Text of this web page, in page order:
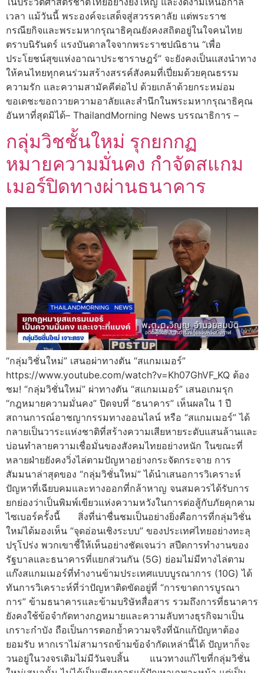
เวลา แม้วันนี้ พระองค์จะเสด็จสู่สวรรคาลัย แต่พระราช
กรณียกิจและพระมหากรุณาธิคุณยังคงสถิตอยู่ในใจคนไทย
ตราบนิรันดร์ แรงบันดาลใจจากพระราชปณิธาน “เพื่อ
ประโยชน์สุขแห่งอาณาประชาราษฎร์” จะยังคงเป็นแสงนำทาง
ให้คนไทยทุกคนร่วมสร้างสรรค์สังคมที่เปี่ยมด้วยคุณธรรม
ความรัก และความสามัคคีต่อไป ด้วยเกล้าด้วยกระหม่อม
ขอเดชะขอถวายความอาลัยและสำนึกในพระมหากรุณาธิคุณ
อันหาที่สุดมิได้– ThailandMorning News บรรณาธิการ –
กลุ่มวิชชั้นใหม่ รุกยกกฏ
หมายความมั่นคง กำจัดสแกม
เมอร์ปิดทางผ่านธนาคาร
“กลุ่มวิชั่นใหม่” เสนอผ่าทางตัน “สแกมเมอร์”
https://www.youtube.com/watch?v=Kh07GhVF_KQ ต้อง
ชม! “กลุ่มวิชั่นใหม่” ผ่าทางตัน “สแกมเมอร์” เสนอเกมรุก
“กฎหมายความมั่นคง” ปิดจบที่ “ธนาคาร” เห็นผลใน 1 ปี
สถานการณ์อาชญากรรมทางออนไลน์ หรือ “สแกมเมอร์” ได้
กลายเป็นวาระแห่งชาติที่สร้างความเสียหายระดับแสนล้านและ
บ่อนทำลายความเชื่อมั่นของสังคมไทยอย่างหนัก ในขณะที่
หลายฝ่ายยังคงวิ่งไล่ตามปัญหาอย่างกระจัดกระจาย การ
สัมมนาล่าสุดของ “กลุ่มวิชั่นใหม่” ได้นำเสนอการวิเคราะห์
ปัญหาที่เฉียบคมและทางออกที่กล้าหาญ จนสมควรได้รับการ
ยกย่องว่าเป็นพิมพ์เขียวแห่งความหวังในการต่อสู้กับภัยคุกคาม
ไซเบอร์ครั้งนี้ สิ่งที่น่าชื่นชมเป็นอย่างยิ่งคือการที่กลุ่มวิชั่น
ใหม่ได้มองเห็น “จุดอ่อนเชิงระบบ” ของประเทศไทยอย่างทะลุ
ปรุโปร่ง พวกเขาชี้ให้เห็นอย่างชัดเจนว่า สปีดการทำงานของ
รัฐบาลและธนาคารที่แยกส่วนกัน (5G) ย่อมไม่มีทางไล่ตาม
แก๊งสแกมเมอร์ที่ทำงานข้ามประเทศแบบบูรณาการ (10G) ได้
ทันการวิเคราะห์ที่ว่าปัญหาติดขัดอยู่ที่ “การขาดการบูรณา
การ” ข้ามธนาคารและข้ามบริษัทสื่อสาร รวมถึงการที่ธนาคาร
ยังคงใช้ข้อจำกัดทางกฎหมายและความลับทางธุรกิจมาเป็น
เกราะกำบัง ถือเป็นการตอกย้ำความจริงที่นักแก้ปัญหาต้อง
ยอมรับ หากเราไม่สามารถข้ามข้อจำกัดเหล่านี้ได้ ปัญหาก็จะ
วนอยู่ในวงจรเดิมไม่มีวันจบสิ้น แนวทางแก้ไขที่กลุ่มวิชั่น